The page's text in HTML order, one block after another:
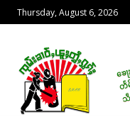
Thursday, August 6, 2026